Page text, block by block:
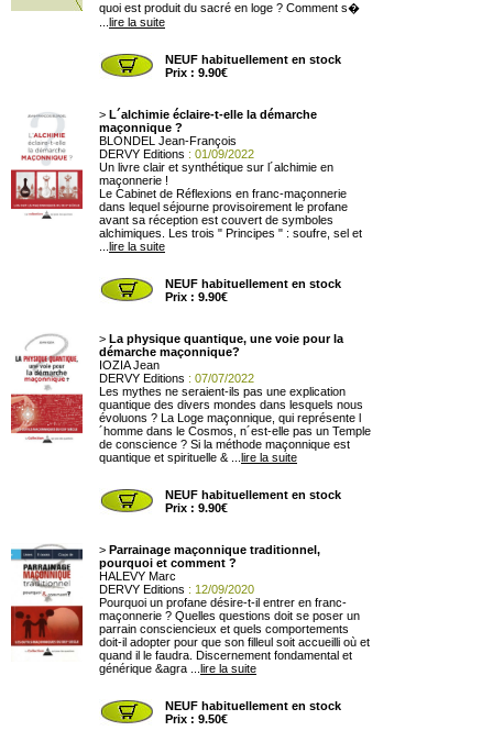
quoi est produit du sacré en loge ? Comment s�
lire la suite
NEUF habituellement en stock
Prix : 9.90€
> L´alchimie éclaire-t-elle la démarche
maçonnique ?
BLONDEL Jean-François
DERVY Editions : 01/09/2022
Un livre clair et synthétique sur l´alchimie en
maçonnerie !
Le Cabinet de Réflexions en franc-maçonnerie
dans lequel séjourne provisoirement le profane
avant sa réception est couvert de symboles
alchimiques. Les trois " Principes " : soufre, sel et
lire la suite
NEUF habituellement en stock
Prix : 9.90€
> La physique quantique, une voie pour la
démarche maçonnique?
IOZIA Jean
DERVY Editions : 07/07/2022
Les mythes ne seraient-ils pas une explication
quantique des divers mondes dans lesquels nous
évoluons ? La Loge maçonnique, qui représente l
´homme dans le Cosmos, n´est-elle pas un Temple
de conscience ? Si la méthode maçonnique est
quantique et spirituelle & ... lire la suite
NEUF habituellement en stock
Prix : 9.90€
> Parrainage maçonnique traditionnel,
pourquoi et comment ?
HALEVY Marc
DERVY Editions : 12/09/2020
Pourquoi un profane désire-t-il entrer en franc-
maçonnerie ? Quelles questions doit se poser un
parrain consciencieux et quels comportements
doit-il adopter pour que son filleul soit accueilli où et
quand il le faudra. Discernement fondamental et
générique &agra ... lire la suite
NEUF habituellement en stock
Prix : 9.50€